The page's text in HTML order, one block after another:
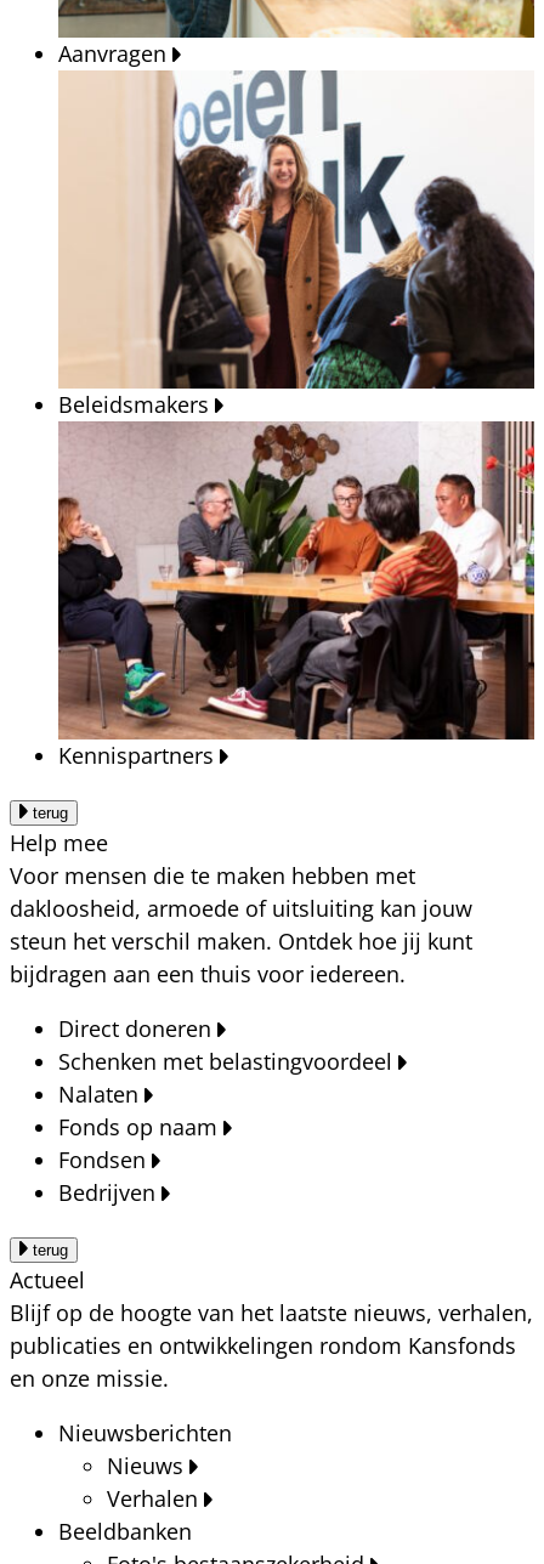
Aanvragen
Beleidsmakers
Kennispartners
terug
Help mee
Voor mensen die te maken hebben met
dakloosheid, armoede of uitsluiting kan jouw
steun het verschil maken. Ontdek hoe jij kunt
bijdragen aan een thuis voor iedereen.
Direct doneren
Schenken met belastingvoordeel
Nalaten
Fonds op naam
Fondsen
Bedrijven
terug
Actueel
Blijf op de hoogte van het laatste nieuws, verhalen,
publicaties en ontwikkelingen rondom Kansfonds
en onze missie.
Nieuwsberichten
Nieuws
Verhalen
Beeldbanken